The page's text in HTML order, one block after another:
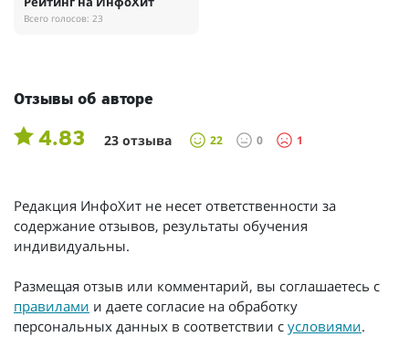
Всего голосов: 23
Отзывы об авторе
4.83 23 отзыва 22 0 1
Редакция ИнфоХит не несет ответственности за
содержание отзывов, результаты обучения
индивидуальны.
Размещая отзыв или комментарий, вы соглашаетесь с
правилами и даете согласие на обработку
персональных данных в соответствии с условиями.